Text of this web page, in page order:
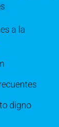
a la
digno